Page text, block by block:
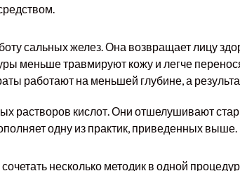
сальных желез. Она возвращает лицу
меньше травмируют кожу и легче
работают на меньшей глубине, а
растворов кислот. Они отшелушивают
одну из практик, приведенных выше.
несколько методик в одной